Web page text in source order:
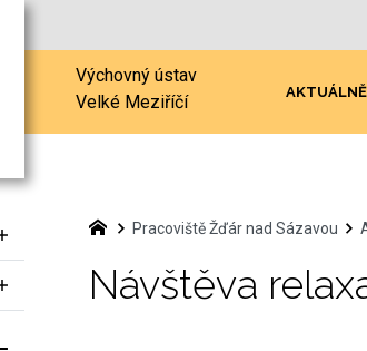
Výchovný ústav
Velké Meziříčí
AKTUÁLNĚ
Pracoviště Žďár nad Sázavou
Návštěva